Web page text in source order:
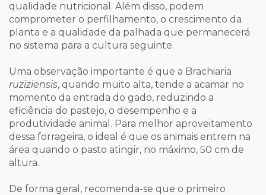
qualidade nutricional. Além disso, podem
comprometer o perfilhamento, o crescimento da
planta e a qualidade da palhada que permanecerá
no sistema para a cultura seguinte.
Uma observação importante é que a Brachiaria
ruziziensis, quando muito alta, tende a acamar no
momento da entrada do gado, reduzindo a
eficiência do pastejo, o desempenho e a
produtividade animal. Para melhor aproveitamento
dessa forrageira, o ideal é que os animais entrem na
área quando o pasto atingir, no máximo, 50 cm de
altura.
De forma geral, recomenda-se que o primeiro